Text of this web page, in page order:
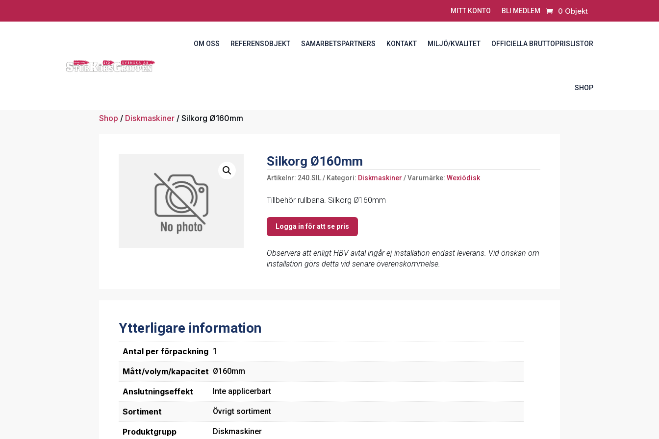
MITT KONTO BLI MEDLEM 0 Objekt
OM OSS REFERENSOBJEKT SAMARBETSPARTNERS KONTAKT MILJÖ/KVALITET OFFICIELLA BRUTTOPRISLISTOR
SHOP
Shop / Diskmaskiner/ Silkorg Ø160mm
Silkorg Ø160mm
Artikelnr: 240.SIL Kategori: Diskmaskiner Varumärke:Wexiödisk
Tillbehör rullbana. Silkorg Ø160mm
Logga in för att se pris
Observera att enligt HBV avtal ingår ej installation endast leverans. Vid önskan om
installation görs detta vid senare överenskommelse.
Ytterligare information
Antal per förpackning 1
Mått/volym/kapacitet Ø160mm
Anslutningseffekt Inte applicerbart
Sortiment Övrigt sortiment
Produktgrupp Diskmaskiner